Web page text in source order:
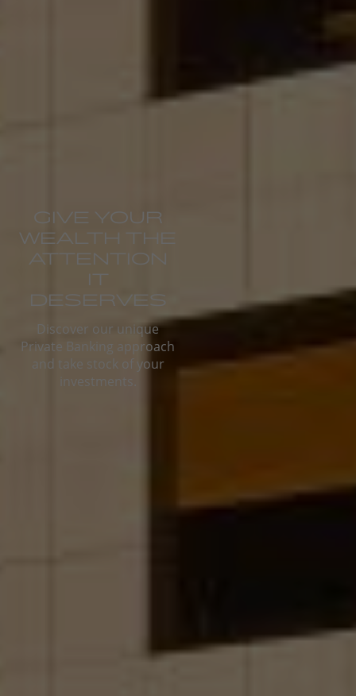
GIVE YOUR
WEALTH THE
ATTENTION
IT
DESERVES
Discover our unique
Private Banking approach
and take stock of your
investments.